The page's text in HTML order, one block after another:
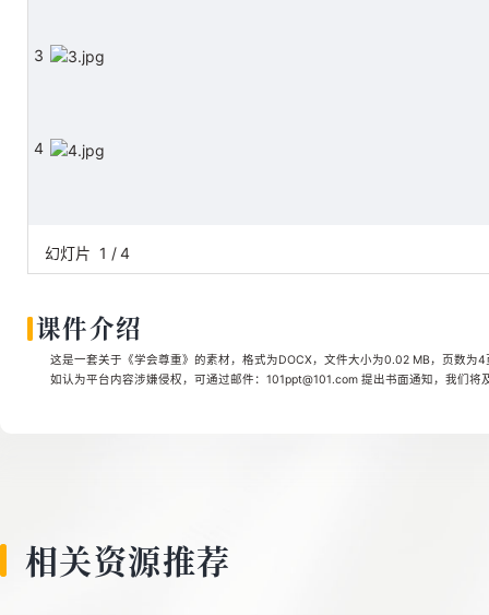
3
4
幻灯片 1 / 4
课件介绍
这是一套关于《学会尊重》的素材，格式为DOCX，文件大小为0.02 MB，页数为4
如认为平台内容涉嫌侵权，可通过邮件：101ppt@101.com 提出书面通知，我们将
相关资源推荐